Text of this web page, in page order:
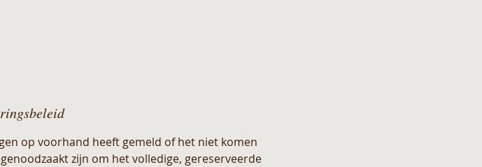
op voorhand heeft gemeld of het niet komen
zijn om het volledige, gereserveerde